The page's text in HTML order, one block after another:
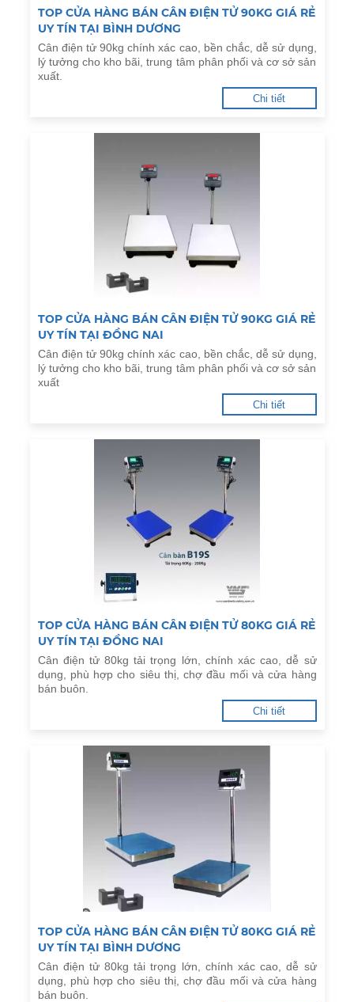
TOP CỬA HÀNG BÁN CÂN ĐIỆN TỬ 90KG GIÁ RẺ
UY TÍN TẠI BÌNH DƯƠNG
Cân điện tử 90kg chính xác cao, bền chắc, dễ sử dụng,
lý tưởng cho kho bãi, trung tâm phân phối và cơ sở sản
xuất.
Chi tiết
TOP CỬA HÀNG BÁN CÂN ĐIỆN TỬ 90KG GIÁ RẺ
UY TÍN TẠI ĐỒNG NAI
Cân điện tử 90kg chính xác cao, bền chắc, dễ sử dụng,
lý tưởng cho kho bãi, trung tâm phân phối và cơ sở sản
xuất
Chi tiết
TOP CỬA HÀNG BÁN CÂN ĐIỆN TỬ 80KG GIÁ RẺ
UY TÍN TẠI ĐỒNG NAI
Cân điện tử 80kg tải trọng lớn, chính xác cao, dễ sử
dụng, phù hợp cho siêu thị, chợ đầu mối và cửa hàng
bán buôn.
Chi tiết
TOP CỬA HÀNG BÁN CÂN ĐIỆN TỬ 80KG GIÁ RẺ
UY TÍN TẠI BÌNH DƯƠNG
Cân điện tử 80kg tải trọng lớn, chính xác cao, dễ sử
dụng, phù hợp cho siêu thị, chợ đầu mối và cửa hàng
bán buôn.